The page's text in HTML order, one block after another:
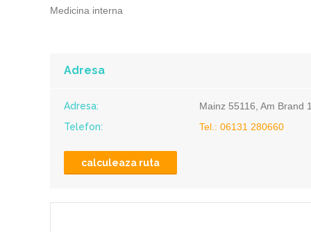
Medicina interna
Adresa
Adresa:
Mainz 55116, Am Brand
Telefon:
Tel.: 06131 280660
calculeaza ruta